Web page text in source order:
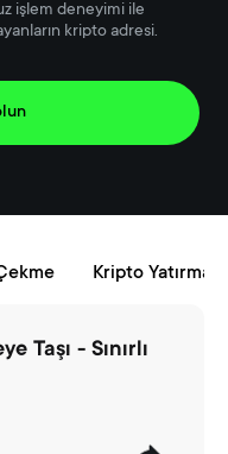
işlem deneyimi ile
kripto adresi.
Kripto Yatırma
Taşı - Sınırlı